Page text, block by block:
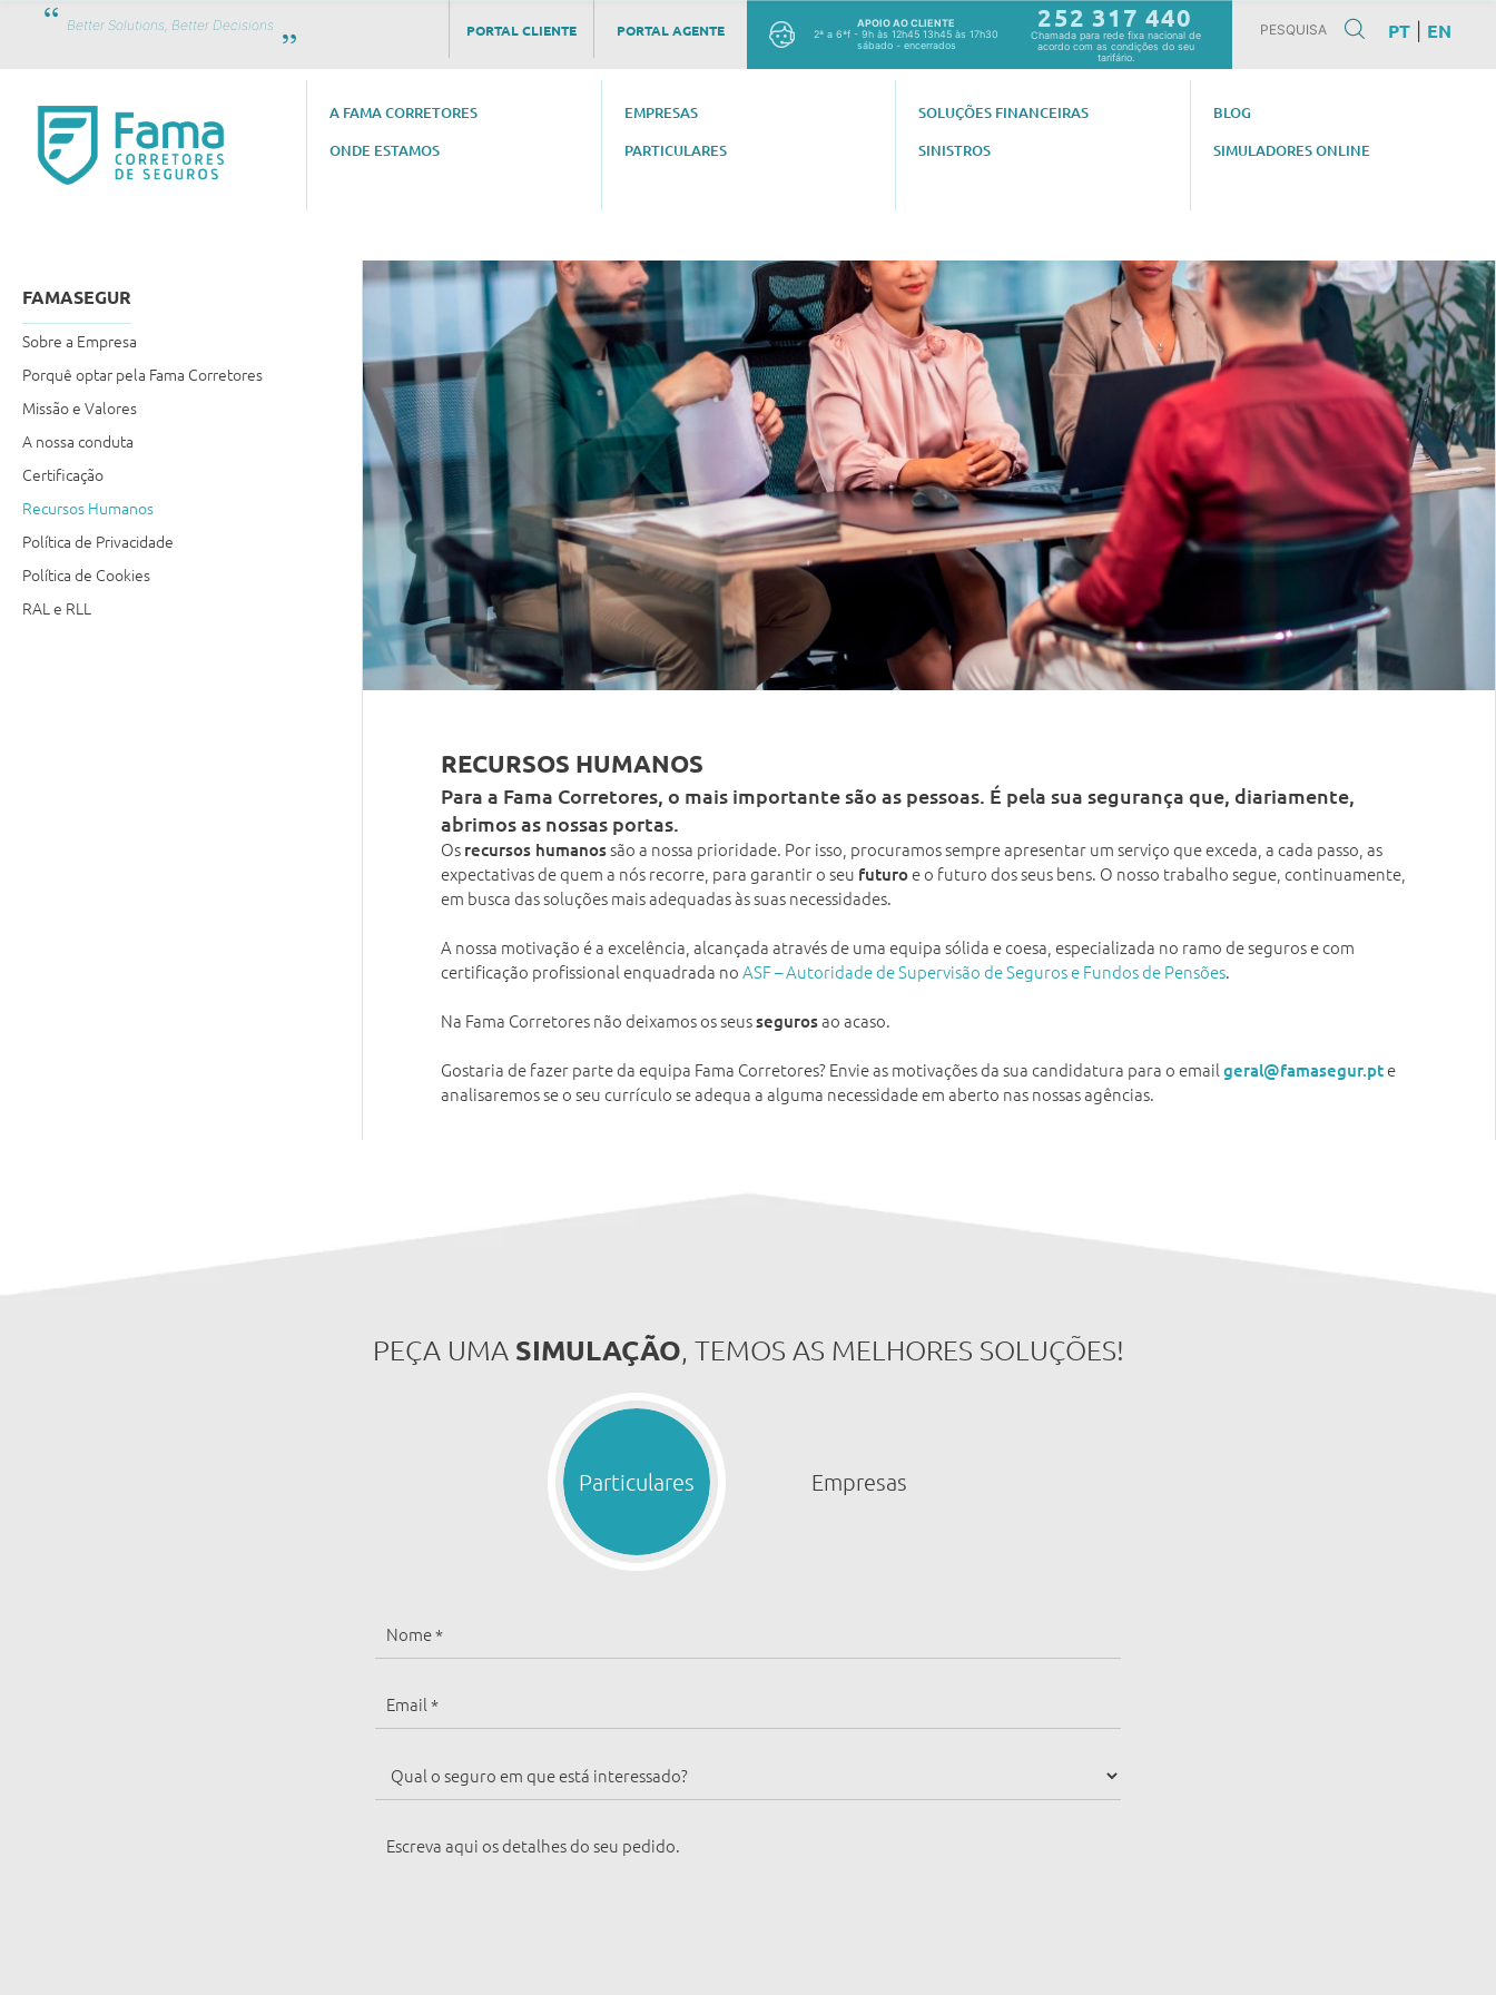
Better Solutions, Better Decisions PORTAL CLIENTE PORTAL AGENTE
APOIO AO CLIENTE
2ª a 6ªf - 9h às 12h45 13h45 às 17h30
sábado - encerrados
252 317 440
Chamada para rede fixa nacional de
acordo com as condições do seu
tarifário.
PT EN
A FAMA CORRETORES
ONDE ESTAMOS
EMPRESAS
PARTICULARES
SOLUÇÕES FINANCEIRAS
SINISTROS
BLOG
SIMULADORES ONLINE
FAMASEGUR
Sobre a Empresa
Porquê optar pela Fama Corretores
Missão e Valores
A nossa conduta
Certificação
Recursos Humanos
Política de Privacidade
Política de Cookies
RAL e RLL
RECURSOS HUMANOS
Para a Fama Corretores, o mais importante são as pessoas. É pela sua segurança que, diariamente,
abrimos as nossas portas.
Os recursos humanossão a nossa prioridade. Por isso, procuramos sempre apresentar um serviço que exceda, a cada passo, as
expectativas de quem a nós recorre, para garantir o seu futuroe o futuro dos seus bens. O nosso trabalho segue, continuamente,
em busca das soluções mais adequadas às suas necessidades.
A nossa motivação é a excelência, alcançada através de uma equipa sólida e coesa, especializada no ramo de seguros e com
certificação profissional enquadrada noASF – Autoridade de Supervisão de Seguros e Fundos de Pensões.
Na Fama Corretores não deixamos os seussegurosao acaso.
Gostaria de fazer parte da equipa Fama Corretores? Envie as motivações da sua candidatura para o emailgeral@famasegur.pte
analisaremos se o seu currículo se adequa a alguma necessidade em aberto nas nossas agências.
PEÇA UMA SIMULAÇÃO, TEMOS AS MELHORES SOLUÇÕES!
Particulares Empresas